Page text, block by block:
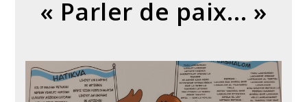
« Parler de paix… »